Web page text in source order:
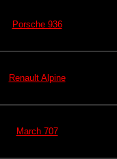
Porsche 936
Renault Alpine
March 707